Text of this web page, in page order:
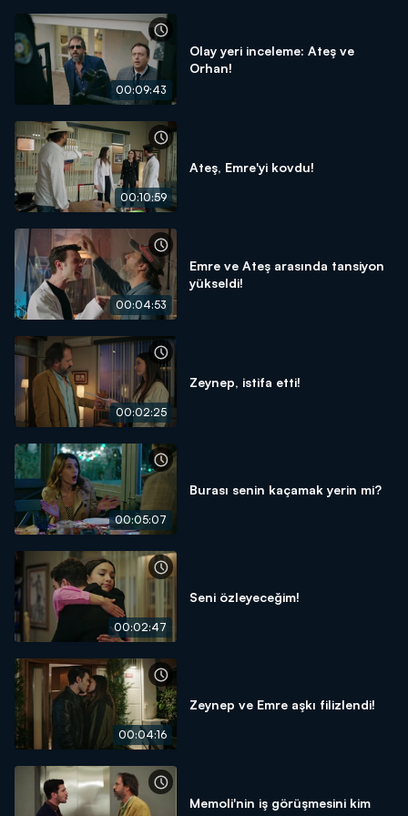
00:09:43
Olay yeri inceleme: Ateş ve
Orhan!
00:10:59
Ateş, Emre'yi kovdu!
00:04:53
Emre ve Ateş arasında tansiyon
yükseldi!
00:02:25
Zeynep, istifa etti!
00:05:07
Burası senin kaçamak yerin mi?
00:02:47
Seni özleyeceğim!
00:04:16
Zeynep ve Emre aşkı filizlendi!
Memoli'nin iş görüşmesini kim